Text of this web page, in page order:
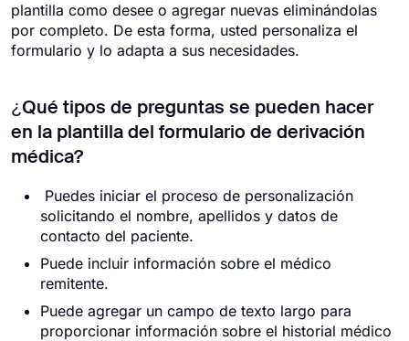
plantilla como desee o agregar nuevas eliminándolas
por completo. De esta forma, usted personaliza el
formulario y lo adapta a sus necesidades.
¿Qué tipos de preguntas se pueden hacer
en la plantilla del formulario de derivación
médica?
Puedes iniciar el proceso de personalización
solicitando el nombre, apellidos y datos de
contacto del paciente.
Puede incluir información sobre el médico
remitente.
Puede agregar un campo de texto largo para
proporcionar información sobre el historial médico